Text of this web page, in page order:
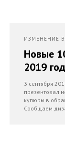
ИЗМЕНЕНИЕ
Новые
2019
3 сентября
презентовал
купюры в
Сообщаем